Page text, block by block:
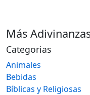
Más
Categorias
Animales
Bebidas
Bíblicas y Religiosas